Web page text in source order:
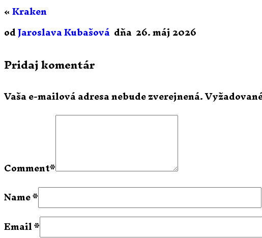
«Kraken
odJaroslava Kubašová dňa 26. máj 2026
Pridaj komentár
Vaša e-mailová adresa nebude zverejnená.
Comment*
Name*
Email*